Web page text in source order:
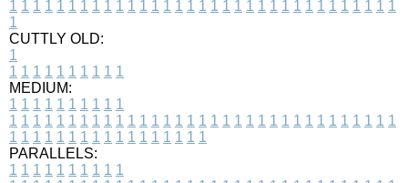
1 1 1 1 1 1 1 1 1 1 1 1 1 1 1 1 1 1 1 1 1 1 1 1 1 1 1 1 1 1 1 1 1
1
CUTTLY OLD:
1
1 1 1 1 1 1 1 1 1 1
MEDIUM:
1 1 1 1 1 1 1 1 1 1
1 1 1 1 1 1 1 1 1 1 1 1 1 1 1 1 1 1 1 1 1 1 1 1 1 1 1 1 1 1 1 1 1
1 1 1 1 1 1 1 1 1 1 1 1 1 1 1 1 1
PARALLELS:
1 1 1 1 1 1 1 1 1 1